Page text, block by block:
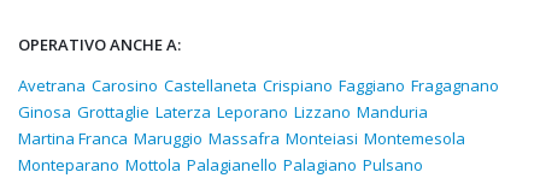
OPERATIVO ANCHE A:
Avetrana Carosino Castellaneta Crispiano Faggiano Fragagnano
Ginosa Grottaglie Laterza Leporano Lizzano Manduria
Martina Franca Maruggio Massafra Monteiasi Montemesola
Monteparano Mottola Palagianello Palagiano Pulsano